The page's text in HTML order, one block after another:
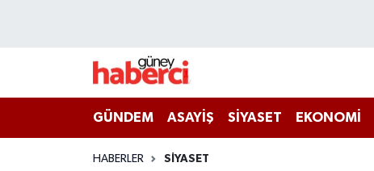
GÜNDEM ASAYİŞ SİYASET EKONOMİ
HABERLER SİYASET
Haber Arşivi